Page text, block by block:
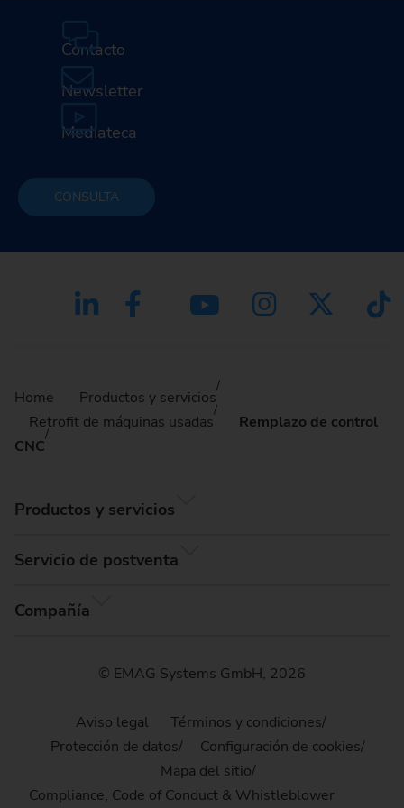
Contacto
Newsletter
Mediateca
CONSULTA
Home
Productos y servicios
Retrofit de máquinas usadas
Remplazo de control
CNC
Productos y servicios
Servicio de postventa
Compañía
© EMAG Systems GmbH, 2026
Aviso legal
Términos y condiciones
Protección de datos
Configuración de cookies
Mapa del sitio
Compliance, Code of Conduct & Whistleblower